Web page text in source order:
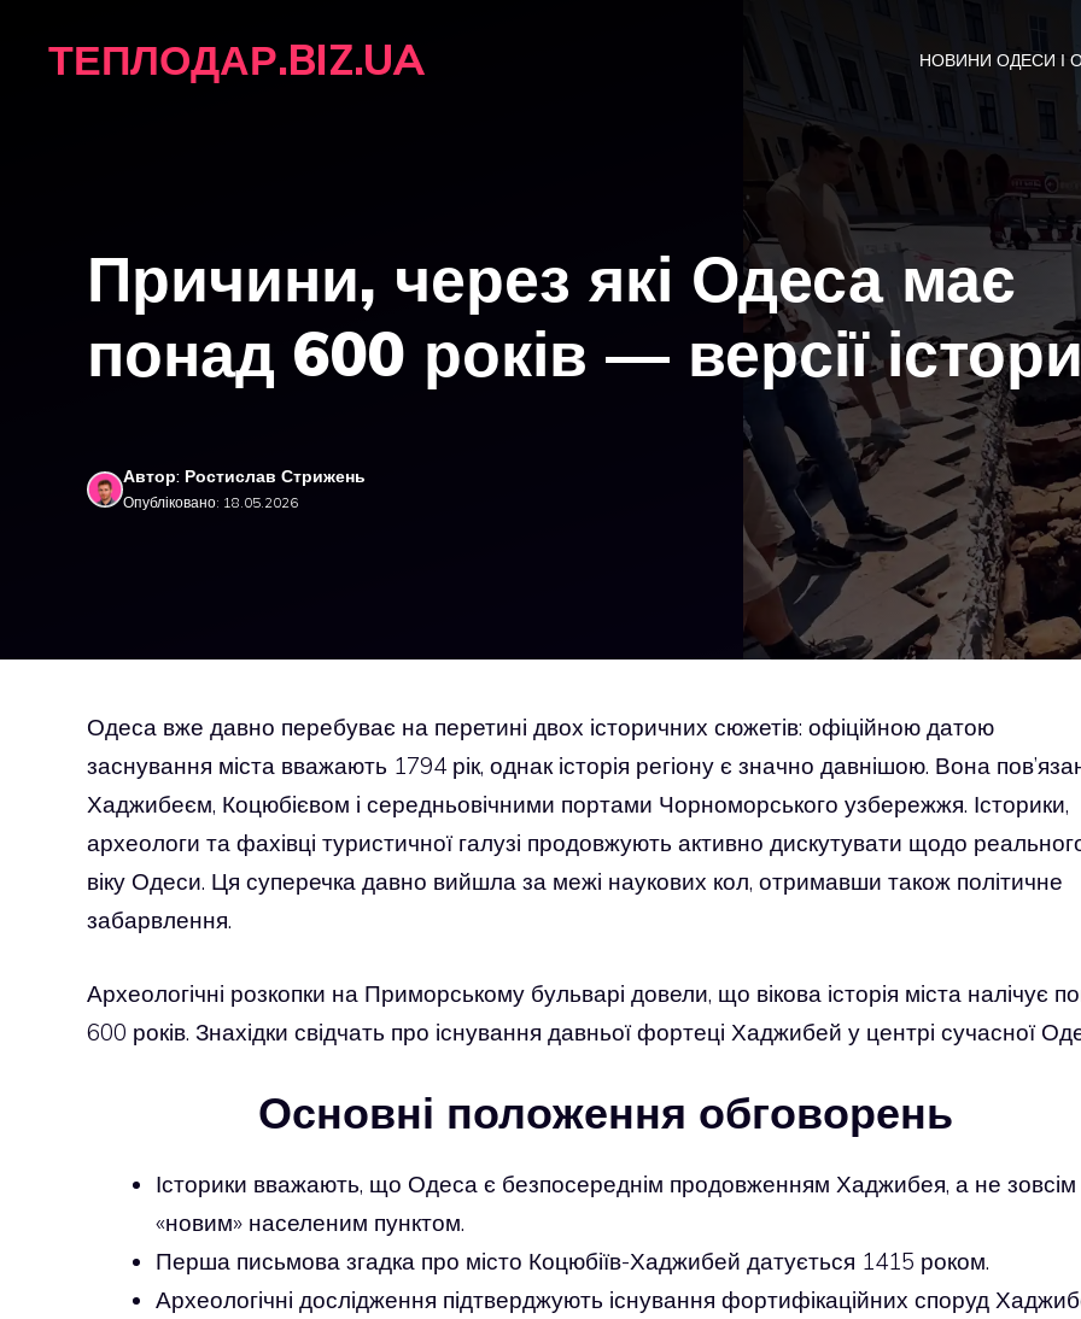
ТЕПЛОДАР.BIZ.UA НОВИНИ ОДЕСИ І
Причини, через які Одеса має
понад 600 років — версії
Автор: Ростислав Стрижень
Опубліковано: 18.05.2026
Одеса вже давно перебуває на перетині двох історичних сюжетів: офіційною датою
заснування міста вважають 1794 рік, однак історія регіону є значно давнішою. Вона
Хаджибеєм, Коцюбієвом і середньовічними портами Чорноморського узбережжя. Історики,
археологи та фахівці туристичної галузі продовжують активно дискутувати щодо
віку Одеси. Ця суперечка давно вийшла за межі наукових кол, отримавши також політичне
забарвлення.
Археологічні розкопки на Приморському бульварі довели, що вікова історія міста налічує
600 років. Знахідки свідчать про існування давньої фортеці Хаджибей у центрі сучасної
Основні положення обговорень
Історики вважають, що Одеса є безпосереднім продовженням Хаджибея, а не зовсім
«новим» населеним пунктом.
Перша письмова згадка про місто Коцюбіїв-Хаджибей датується 1415 роком.
Археологічні дослідження підтверджують існування фортифікаційних споруд